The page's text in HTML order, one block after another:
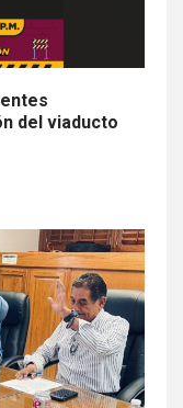
del viaducto